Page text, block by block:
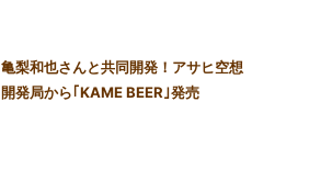
亀梨和也さんと共同開発！アサヒ空想
開発局から｢KAME BEER｣発売